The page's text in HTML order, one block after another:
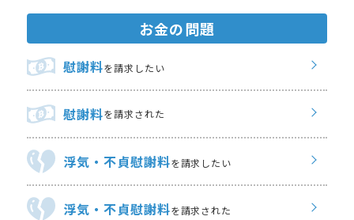
お金の問題
慰謝料を請求したい
慰謝料を請求された
浮気・不貞慰謝料を請求したい
浮気・不貞慰謝料を請求された